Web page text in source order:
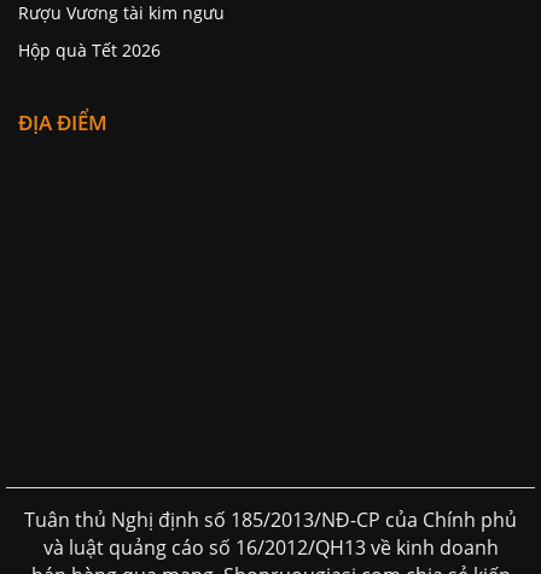
Rượu Vương tài kim ngưu
Hộp quà Tết 2026
ĐỊA ĐIỂM
Tuân thủ Nghị định số 185/2013/NĐ-CP của Chính phủ
và luật quảng cáo số 16/2012/QH13 về kinh doanh